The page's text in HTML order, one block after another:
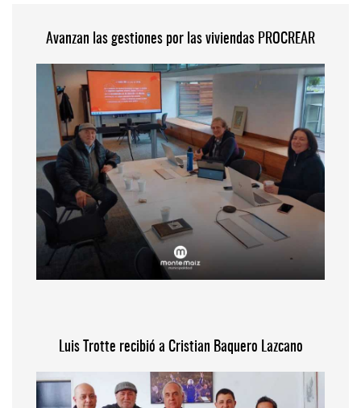
Avanzan las gestiones por las viviendas PROCREAR
Luis Trotte recibió a Cristian Baquero Lazcano